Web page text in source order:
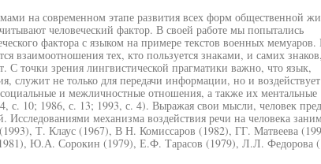
на современном этапе развития всех форм общественной
человеческий фактор. В своей работе мы попытались
фактора с языком на примере текстов военных мемуаров.
взаимоотношения тех, кто пользуется знаками, и самих
С точки зрения лингвистической прагматики важно, что язык,
служит не только для передачи информации, но и
и межличностные отношения, а также их ментальные
с. 10; 1986, с. 13; 1993, с. 4). Выражая свои мысли, человек
Исследованиями механизма воздействия речи на человека
Т. Клаус (1967), В Н. Комиссаров (1982), ГГ. Матвеева
Ю.А. Сорокин (1979), Е.Ф. Тарасов (1979), Л.Л. Федорова